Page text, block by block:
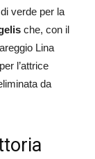
verde per la
che, con il
Lina
l’attrice
da